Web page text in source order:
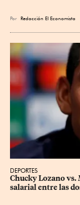
Por Redacción El Economista
DEPORTES
Chucky Lozano vs.
salarial entre las